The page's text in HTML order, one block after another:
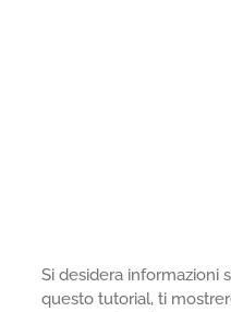
Si desidera informazioni
questo tutorial, ti